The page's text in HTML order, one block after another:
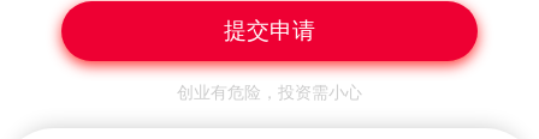
创业有危险，投资需小心